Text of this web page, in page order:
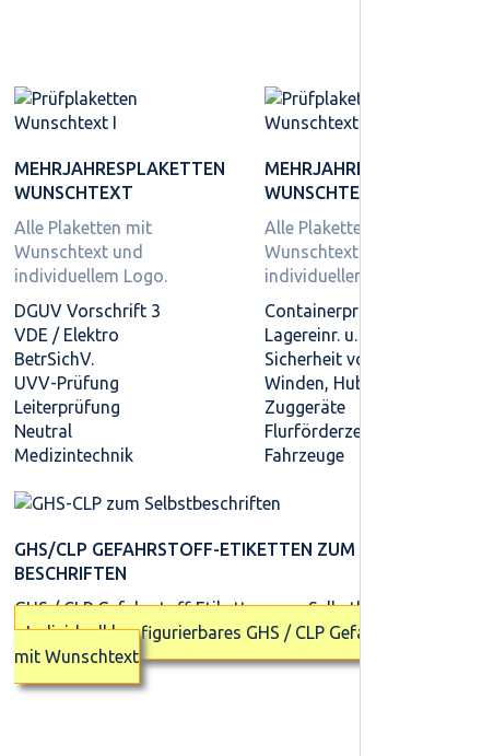
MEHRJAHRES­PLAKETTEN
WUNSCHTEXT
Alle Plaketten mit
Wunschtext und
individuellem Logo.
DGUV Vorschrift 3
VDE / Elektro
BetrSichV.
UVV-Prüfung
Leiterprüfung
Neutral
Medizintechnik
MEHRJAHRES­PLAKETTEN
WUNSCHTEXT
Alle Plaketten mit
Wunschtext und
individuellem Logo.
Containerprüfung
Lagereinr. u. -geräte
Sicherheit von Regalen
Winden, Hub- und
Zuggeräte
Flurförderzeuge
Fahrzeuge
GHS/CLP GEFAHRSTOFF-ETIKETTEN ZUM SELBST­
BESCHRIFTEN
GHS / CLP Gefahrstoff-Etiketten zum Selbstbeschriften
Individuell konfigurierbares GHS / CLP Gefahrstoff-Etikett
mit Wunschtext